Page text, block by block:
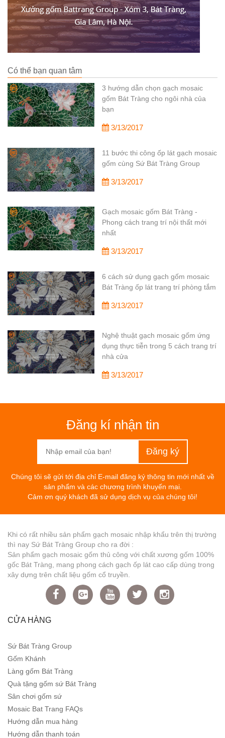
Có thể bạn quan tâm
3 hướng dẫn chọn gạch mosaic
gốm Bát Tràng cho ngôi nhà của
bạn
3/13/2017
11 bước thi công ốp lát gạch mosaic
gốm cùng Sứ Bát Tràng Group
3/13/2017
Gạch mosaic gốm Bát Tràng -
Phong cách trang trí nội thất mới
nhất
3/13/2017
6 cách sử dụng gạch gốm mosaic
Bát Tràng ốp lát trang trí phòng tắm
3/13/2017
Nghệ thuật gạch mosaic gốm ứng
dụng thực tiễn trong 5 cách trang trí
nhà cửa
3/13/2017
Đăng kí nhận tin
Chúng tôi sẽ gửi tới địa chỉ E-mail đăng ký thông tin mới nhất về
sản phẩm và các chương trình khuyến mại.
Cảm ơn quý khách đã sử dụng dịch vụ của chúng tôi!
Khi có rất nhiều sản phẩm gạch mosaic nhập khẩu trên thị trường
thì nay Sứ Bát Tràng Group cho ra đời :
Sản phẩm gạch mosaic gốm thủ công với chất xương gốm 100%
gốc Bát Tràng, mang phong cách gạch ốp lát cao cấp dùng trong
xây dựng trên chất liệu gốm cổ truyền.
CỬA HÀNG
Sứ Bát Tràng Group
Gốm Khánh
Làng gốm Bát Tràng
Quà tặng gốm sứ Bát Tràng
Sân chơi gốm sứ
Mosaic Bat Trang FAQs
Hướng dẫn mua hàng
Hướng dẫn thanh toán